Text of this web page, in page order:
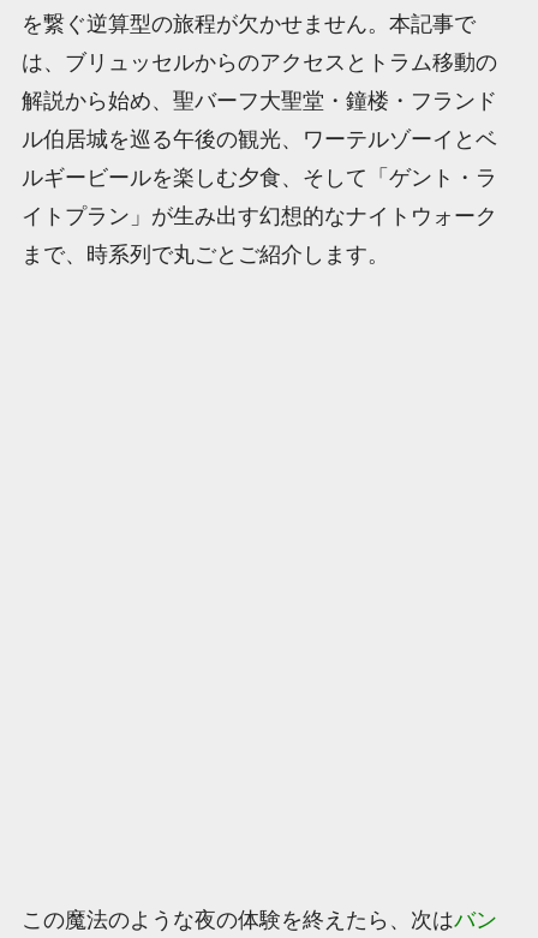
を繋ぐ逆算型の旅程が欠かせません。本記事で
は、ブリュッセルからのアクセスとトラム移動の
解説から始め、聖バーフ大聖堂・鐘楼・フランド
ル伯居城を巡る午後の観光、ワーテルゾーイとベ
ルギービールを楽しむ夕食、そして「ゲント・ラ
イトプラン」が生み出す幻想的なナイトウォーク
まで、時系列で丸ごとご紹介します。
この魔法のような夜の体験を終えたら、次はバン